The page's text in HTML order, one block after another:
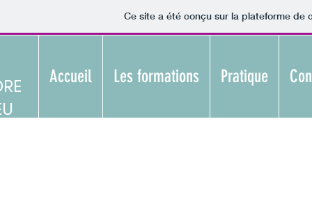
Ce site a été conçu sur la plateforme
Accueil Les formations Pratique